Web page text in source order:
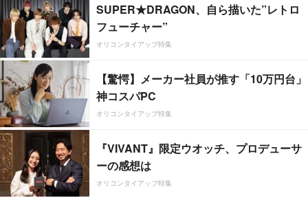
SUPER★DRAGON、自ら描いた”レトロ
フューチャー”
オリコンタイアップ特集
【驚愕】メーカー社員が推す「10万円台」
神コスパPC
オリコンタイアップ特集
『VIVANT』限定ウオッチ、プロデューサ
ーの感想は
オリコンタイアップ特集